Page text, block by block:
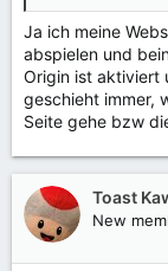
Ja ich meine
abspielen und
Origin ist aktiviert
geschieht immer,
Seite gehe bzw
Toast
New